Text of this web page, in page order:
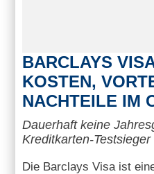
BARCLAYS
KOSTEN,
NACHTEILE IM
Dauerhaft keine
Kreditkarten-Testsieger
Die Barclays Visa ist